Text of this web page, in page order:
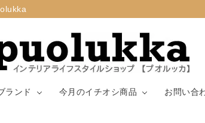
ランド 今月のイチオシ商品 お問い合